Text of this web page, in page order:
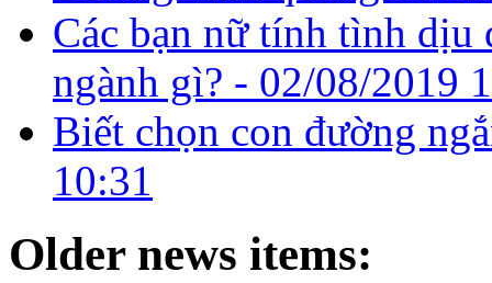
Các bạn nữ tính tình dịu
ngành gì? - 02/08/2019
Biết chọn con đường
10:31
Older news items: